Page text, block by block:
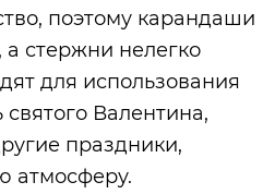
поэтому карандаши
стержни нелегко
для использования
Валентина,
праздники,
атмосферу.